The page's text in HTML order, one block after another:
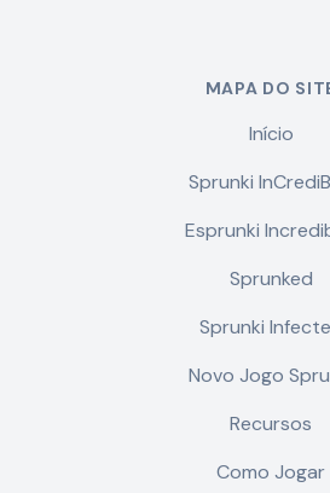
MAPA DO
Início
Sprunki
Esprunki
Sprunked
Sprunki
Novo Jogo
Recursos
Como Jogar